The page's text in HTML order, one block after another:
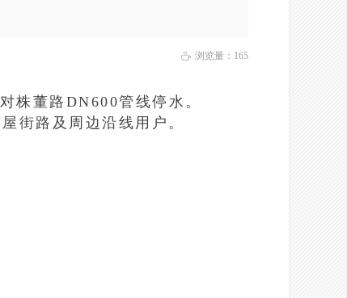
株董路DN600管线停水。
街路及周边沿线用户。
ꄘ 浏览量： 165